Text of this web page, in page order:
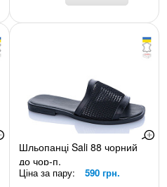
Шльопанці Sali 88 чорний
до чор-п.
Ціна за пару: 590 грн.